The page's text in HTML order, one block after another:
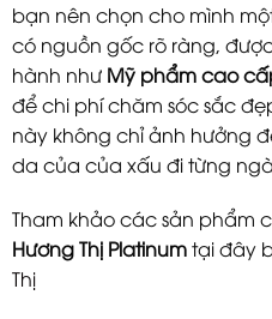
bạn nên chọn cho mình
có nguồn gốc rõ ràng,
hành như Mỹ phẩm cao
để chi phí chăm sóc sắc
này không chỉ ảnh hưởng
da của của xấu đi từng
Tham khảo các sản phẩm
Hương Thị Platinumtại đây
Thị